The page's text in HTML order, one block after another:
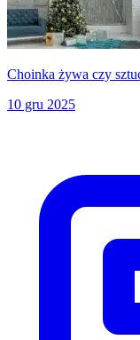
Choinka żywa czy
10 gru 2025